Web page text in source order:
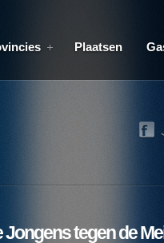
Plaatsen
Jongens tegen de